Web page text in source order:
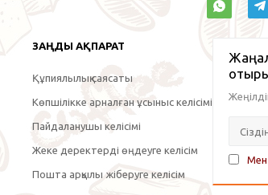
ЗАҢДЫ АҚПАРАТ
Құпиялылық саясаты
Көпшілікке арналған ұсыныс келісімі
Пайдаланушы келісімі
Жеке деректерді өңдеуге келісім
Пошта арқылы жіберуге келісім
Мен